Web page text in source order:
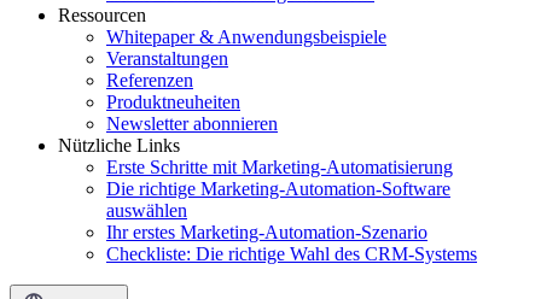
Ressourcen
Whitepaper & Anwendungsbeispiele
Veranstaltungen
Referenzen
Produktneuheiten
Newsletter abonnieren
Nützliche Links
Erste Schritte mit Marketing-Automatisierung
Die richtige Marketing-Automation-Software
auswählen
Ihr erstes Marketing-Automation-Szenario
Checkliste: Die richtige Wahl des CRM-Systems